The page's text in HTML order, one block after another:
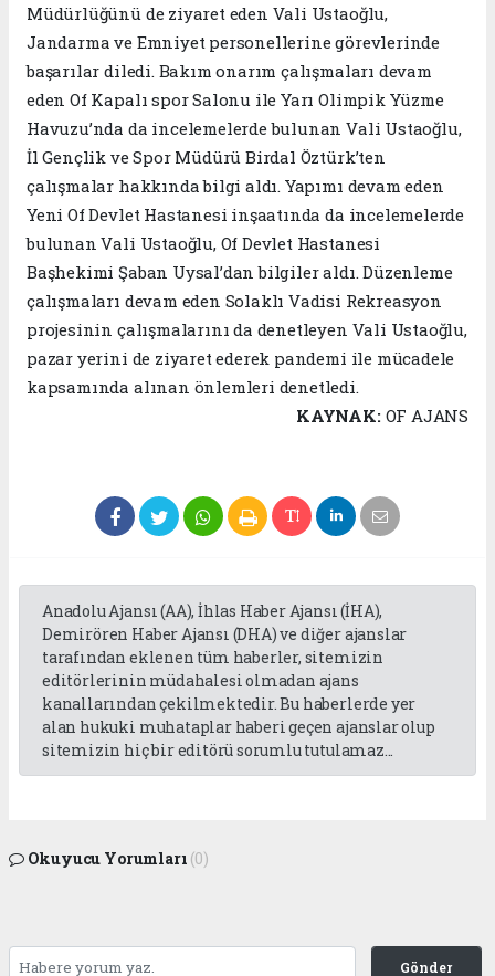
Müdürlüğünü de ziyaret eden Vali Ustaoğlu,
Jandarma ve Emniyet personellerine görevlerinde
başarılar diledi. Bakım onarım çalışmaları devam
eden Of Kapalı spor Salonu ile Yarı Olimpik Yüzme
Havuzu’nda da incelemelerde bulunan Vali Ustaoğlu,
İl Gençlik ve Spor Müdürü Birdal Öztürk’ten
çalışmalar hakkında bilgi aldı. Yapımı devam eden
Yeni Of Devlet Hastanesi inşaatında da incelemelerde
bulunan Vali Ustaoğlu, Of Devlet Hastanesi
Başhekimi Şaban Uysal’dan bilgiler aldı. Düzenleme
çalışmaları devam eden Solaklı Vadisi Rekreasyon
projesinin çalışmalarını da denetleyen Vali Ustaoğlu,
pazar yerini de ziyaret ederek pandemi ile mücadele
kapsamında alınan önlemleri denetledi.
KAYNAK:OF AJANS
Anadolu Ajansı (AA), İhlas Haber Ajansı (İHA),
Demirören Haber Ajansı (DHA) ve diğer ajanslar
tarafından eklenen tüm haberler, sitemizin
editörlerinin müdahalesi olmadan ajans
kanallarından çekilmektedir. Bu haberlerde yer
alan hukuki muhataplar haberi geçen ajanslar olup
sitemizin hiç bir editörü sorumlu tutulamaz...
Okuyucu Yorumları (0)
Gönder